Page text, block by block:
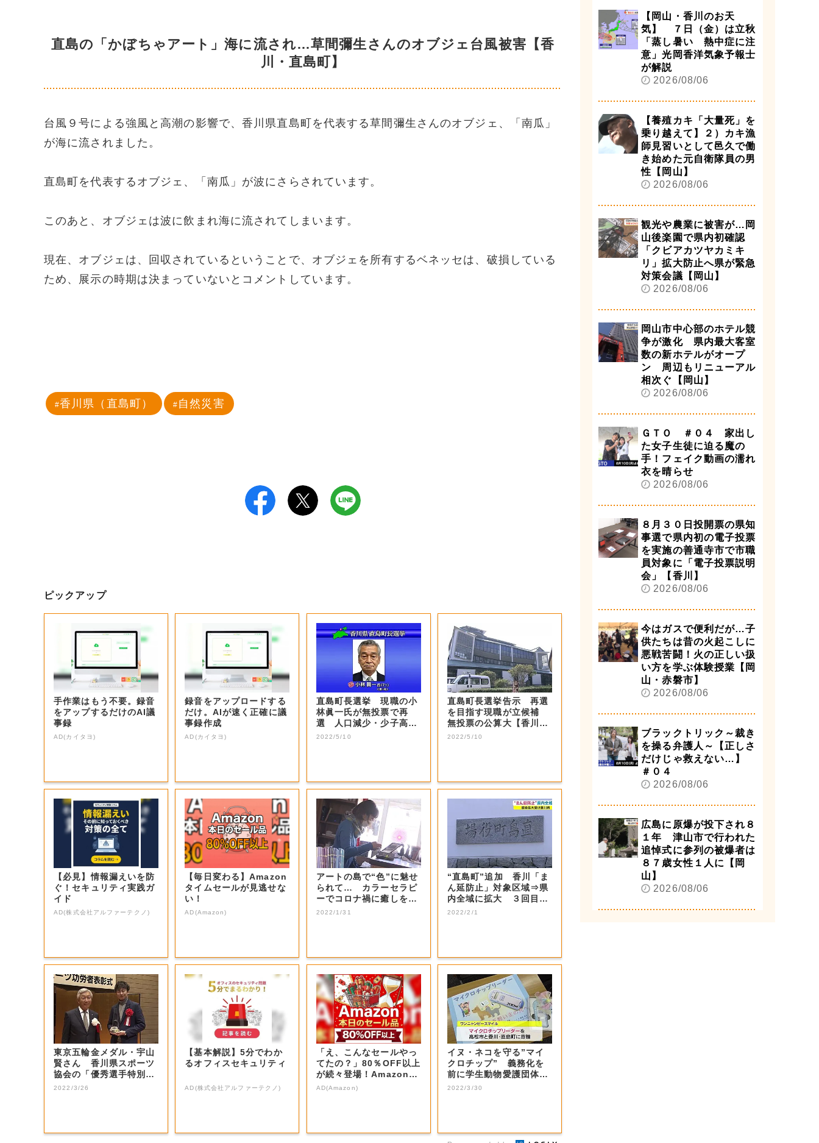
直島の「かぼちゃアート」海に流され…草間彌生さんのオブジェ台風被害【香
川・直島町】
台風９号による強風と高潮の影響で、香川県直島町を代表する草間彌生さんのオブジェ、「南瓜」
が海に流されました。
直島町を代表するオブジェ、「南瓜」が波にさらされています。
このあと、オブジェは波に飲まれ海に流されてしまいます。
現在、オブジェは、回収されているということで、オブジェを所有するベネッセは、破損している
ため、展示の時期は決まっていないとコメントしています。
香川県（直島町） 自然災害
ピックアップ
手作業はもう不要。録音
をアップするだけのAI議
事録
AD(カイタヨ)
録音をアップロードする
だけ。AIが速く正確に議
事録作成
AD(カイタヨ)
直島町長選挙 現職の小
林眞一氏が無投票で再
選 人口減少・少子高齢
化などが課題【香...
2022/5/10
直島町長選挙告示 再選
を目指す現職が立候補
無投票の公算大【香川・
直島町】
2022/5/10
【必見】情報漏えいを防
ぐ！セキュリティ実践ガ
イド
AD(株式会社アルファーテクノ)
【毎日変わる】Amazon
タイムセールが見逃せな
い！
AD(Amazon)
アートの島で“色”に魅せ
られて… カラーセラピ
ーでコロナ禍に癒しを
【香川・直島町...
2022/1/31
“直島町”追加 香川「ま
ん延防止」対象区域⇒県
内全域に拡大 ３回目接
種会場に四国...
2022/2/1
東京五輪金メダル・宇山
賢さん 香川県スポーツ
協会の「優秀選手特別
賞」“受賞第１号...
2022/3/26
【基本解説】5分でわか
るオフィスセキュリティ
AD(株式会社アルファーテクノ)
「え、こんなセールやっ
てたの？」80％OFF以上
が続々登場！Amazonの
本気が...
AD(Amazon)
イヌ・ネコを守る”マイ
クロチップ” 義務化を
前に学生動物愛護団体が
ＩＤリーダー寄...
2022/3/30
【岡山・香川のお天
気】 ７日（金）は立秋
「蒸し暑い 熱中症に注
意」光岡香洋気象予報士
が解説
2026/08/06
【養殖カキ「大量死」を
乗り越えて】２）カキ漁
師見習いとして邑久で働
き始めた元自衛隊員の男
性【岡山】
2026/08/06
観光や農業に被害が…岡
山後楽園で県内初確認
「クビアカツヤカミキ
リ」拡大防止へ県が緊急
対策会議【岡山】
2026/08/06
岡山市中心部のホテル競
争が激化 県内最大客室
数の新ホテルがオープ
ン 周辺もリニューアル
相次ぐ【岡山】
2026/08/06
ＧＴＯ ＃０４ 家出し
た女子生徒に迫る魔の
手！フェイク動画の濡れ
衣を晴らせ
2026/08/06
８月３０日投開票の県知
事選で県内初の電子投票
を実施の善通寺市で市職
員対象に「電子投票説明
会」【香川】
2026/08/06
今はガスで便利だが…子
供たちは昔の火起こしに
悪戦苦闘！火の正しい扱
い方を学ぶ体験授業【岡
山・赤磐市】
2026/08/06
ブラックトリック～裁き
を操る弁護人～【正しさ
だけじゃ救えない…】
＃０４
2026/08/06
広島に原爆が投下され８
１年 津山市で行われた
追悼式に参列の被爆者は
８７歳女性１人に【岡
山】
2026/08/06